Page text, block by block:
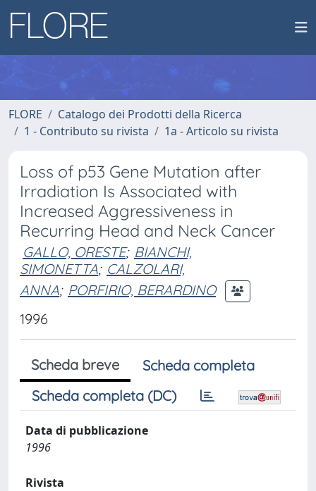
FLORE
Catalogo dei Prodotti della Ricerca
1 - Contributo su rivista
1a - Articolo su rivista
Loss of p53 Gene Mutation after
Irradiation Is Associated with
Increased Aggressiveness in
Recurring Head and Neck Cancer
GALLO, ORESTE; BIANCHI,
SIMONETTA; CALZOLARI,
ANNA; PORFIRIO, BERARDINO
1996
Scheda breve
Scheda completa
Scheda completa (DC)
Data di pubblicazione
1996
Rivista